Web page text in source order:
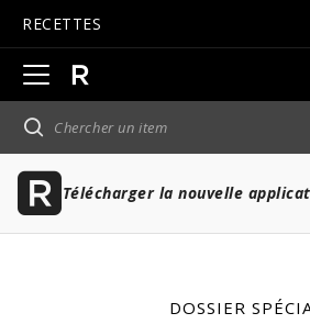
RECETTES
Ouvrir
la
navigation
principale
Télécharger la nouvelle
DOSSIER